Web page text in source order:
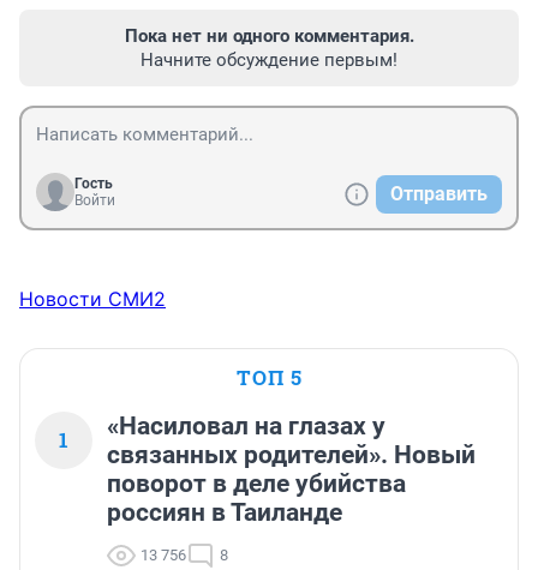
Пока нет ни одного комментария.
Начните обсуждение первым!
Гость
Войти
Отправить
Новости СМИ2
ТОП 5
1
«Насиловал на глазах у
связанных родителей». Новый
поворот в деле убийства
россиян в Таиланде
13 756 8